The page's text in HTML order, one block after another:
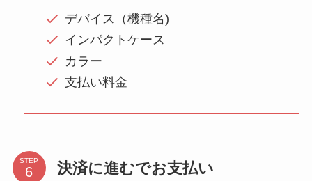
デバイス（機種名)
インパクトケース
カラー
支払い料金
STEP 決済に進むでお支払い